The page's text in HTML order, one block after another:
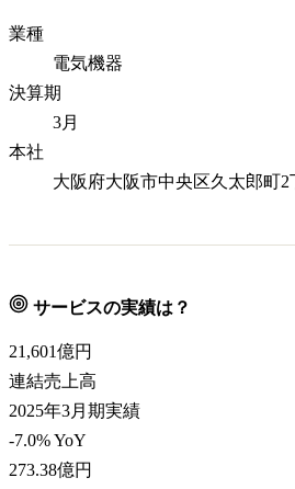
業種
電気機器
決算期
3月
本社
大阪府大阪市中央区久太郎町2
サービスの実績は？
21,601億円
連結売上高
2025年3月期実績
-7.0% YoY
273.38億円